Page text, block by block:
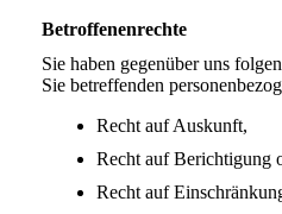
Betroffenenrechte
Sie haben gegenüber uns
Sie betreffenden
Recht auf Auskunft,
Recht auf Berichtigung
Recht auf